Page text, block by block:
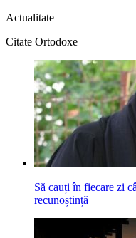
Actualitate
Citate Ortodoxe
Să cauți în fiecare zi
recunoștință